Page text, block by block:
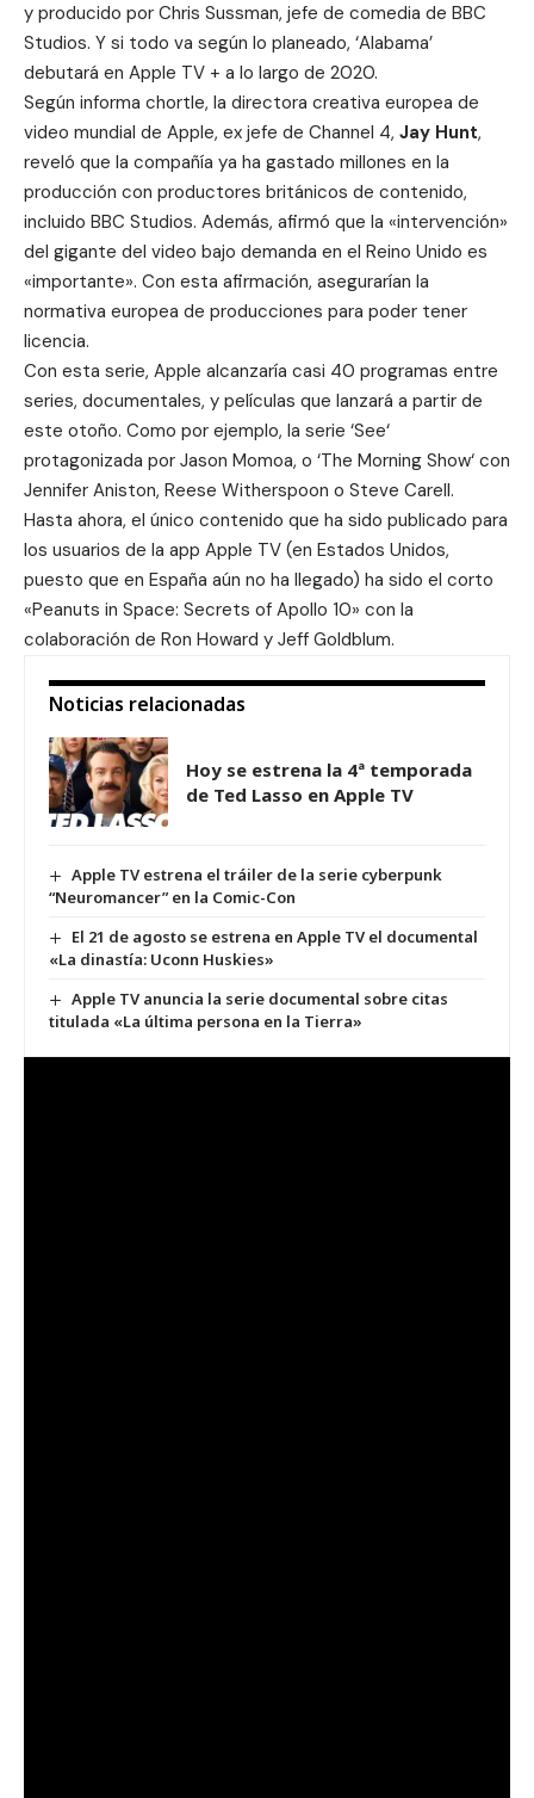
y producido por Chris Sussman, jefe de comedia de BBC
Studios. Y si todo va según lo planeado, ‘Alabama’
debutará en Apple TV + a lo largo de 2020.
Según informa chortle, la directora creativa europea de
video mundial de Apple, ex jefe de Channel 4, Jay Hunt,
reveló que la compañía ya ha gastado millones en la
producción con productores británicos de contenido,
incluido BBC Studios. Además, afirmó que la «intervención»
del gigante del video bajo demanda en el Reino Unido es
«importante». Con esta afirmación, asegurarían la
normativa europea de producciones para poder tener
licencia.
Con esta serie, Apple alcanzaría casi 40 programas entre
series, documentales, y películas que lanzará a partir de
este otoño. Como por ejemplo, la serie ‘See‘
protagonizada por Jason Momoa, o ‘The Morning Show‘ con
Jennifer Aniston, Reese Witherspoon o Steve Carell.
Hasta ahora, el único contenido que ha sido publicado para
los usuarios de la app Apple TV (en Estados Unidos,
puesto que en España aún no ha llegado) ha sido el corto
«Peanuts in Space: Secrets of Apollo 10» con la
colaboración de Ron Howard y Jeff Goldblum.
Noticias relacionadas
Hoy se estrena la 4ª temporada
de Ted Lasso en Apple TV
Apple TV estrena el tráiler de la serie cyberpunk
“Neuromancer” en la Comic-Con
El 21 de agosto se estrena en Apple TV el documental
«La dinastía: Uconn Huskies»
Apple TV anuncia la serie documental sobre citas
titulada «La última persona en la Tierra»